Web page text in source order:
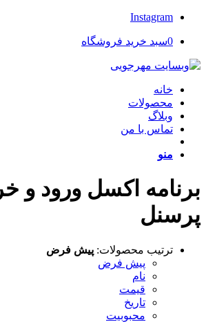
Instagram
0سبد خرید فروشگاه
خانه
محصولات
وبلاگ
تماس با من
منو
برنامه اکسل ورود و
پرسنل
ترتیب محصولات: پیش فرض
پیش فرض
نام
قیمت
تاریخ
محبوبیت